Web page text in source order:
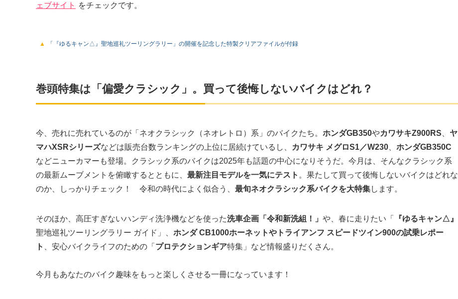
ェブサイト
をチェックです。
「『ゆるキャン△』聖地巡礼ツーリングラリー」の開催を記念した特製クリアファイルが付録
巻頭特集は「偏愛クラシック」。買って後悔しないバイクはどれ？
今、売れに売れているのが「ネオクラシック（ネオレトロ）系」のバイクたち。 ホンダGB350やカワサキZ900RS
ヤ
マハXSRシリーズなどは販売台数ランキングの上位に居続けているし、 カワサキ メグロS1／W230
ホンダGB350C
などニューカマーも登場。クラシック系のバイクは2025年も話題の中心になりそうだ。今月は、そんなクラシック系
の最新ムーブメントを俯瞰するとともに、 最新注目モデルを一気にテスト 。果たして買って後悔しないバイクはどれな
のか、しっかりチェック！ 令和の時代によく似合う、 最旬ネオクラシック系バイクを大特集します。
そのほか、高圧すぎないハンディ洗浄機などを使った洗車企画「令和新洗組！」 や、春に走りたい「
『ゆるキャン△』
聖地巡礼ツーリングラリー ガイド」、 ホンダ CB1000ホーネットやトライアンフ スピードツイン900の試乗レポー
ト
、安心バイクライフのための「 プロテクションギア特集」など情報盛りだくさん。
今月もあなたのバイク趣味をもっと楽しくさせる一冊になっています！